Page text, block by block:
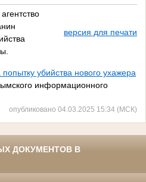
версия для печати
убийства нового ухажера
информационного
опубликовано 04.03.2025 15:34 (МСК)
ДОКУМЕНТОВ В